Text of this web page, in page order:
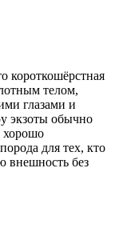
короткошёрстная
телом,
глазами и
экзоты обычно
хорошо
для тех, кто
внешность без